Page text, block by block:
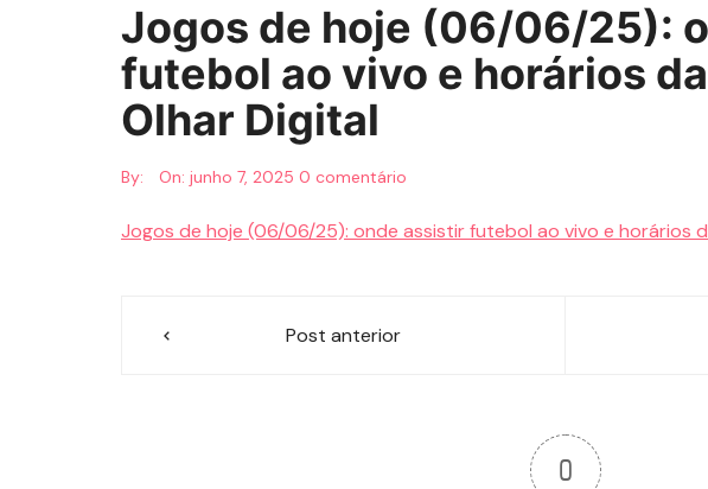
Jogos de hoje (06/06/25):
futebol ao vivo e horários
Olhar Digital
By: On: junho 7, 2025 0 comentário
Jogos de hoje (06/06/25): onde assistir futebol ao vivo e horários
NavegaçãoPost anterior
0